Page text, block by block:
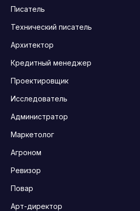
Писатель
Технический писатель
Архитектор
Кредитный менеджер
Проектировщик
Исследователь
Администратор
Маркетолог
Агроном
Ревизор
Повар
Арт-директор